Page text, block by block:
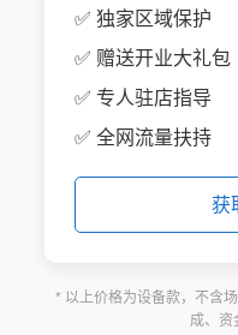
✅ 独家区域保护
✅ 赠送开业大礼包
✅ 专人驻店指导
✅ 全网流量扶持
获
* 以上价格为设备款，不含
成、资